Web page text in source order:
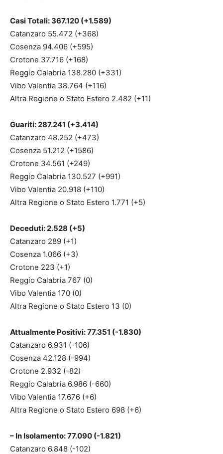
Casi Totali: 367.120 (+1.589)
Catanzaro 55.472 (+368)
Cosenza 94.406 (+595)
Crotone 37.716 (+168)
Reggio Calabria 138.280 (+331)
Vibo Valentia 38.764 (+116)
Altra Regione o Stato Estero 2.482 (+11)
Guariti: 287.241 (+3.414)
Catanzaro 48.252 (+473)
Cosenza 51.212 (+1586)
Crotone 34.561 (+249)
Reggio Calabria 130.527 (+991)
Vibo Valentia 20.918 (+110)
Altra Regione o Stato Estero 1.771 (+5)
Deceduti: 2.528 (+5)
Catanzaro 289 (+1)
Cosenza 1.066 (+3)
Crotone 223 (+1)
Reggio Calabria 767 (0)
Vibo Valentia 170 (0)
Altra Regione o Stato Estero 13 (0)
Attualmente Positivi: 77.351 (-1.830)
Catanzaro 6.931 (-106)
Cosenza 42.128 (-994)
Crotone 2.932 (-82)
Reggio Calabria 6.986 (-660)
Vibo Valentia 17.676 (+6)
Altra Regione o Stato Estero 698 (+6)
– In Isolamento: 77.090 (-1.821)
Catanzaro 6.848 (-102)